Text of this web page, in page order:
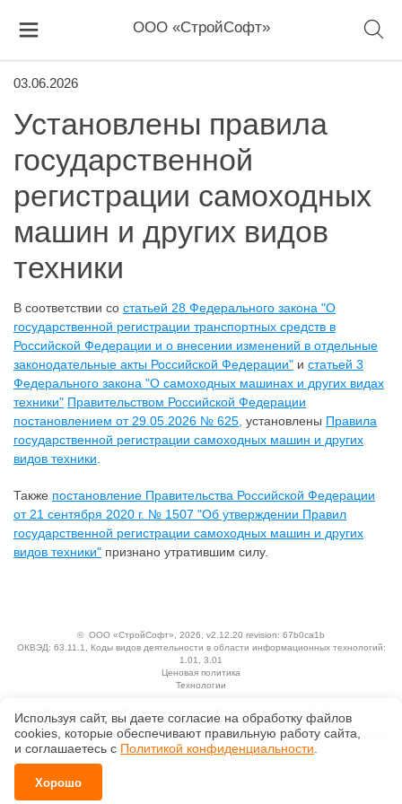
ООО «СтройСофт»
03.06.2026
Установлены правила
государственной
регистрации самоходных
машин и других видов
техники
В соответствии со статьей 28 Федерального закона "О
государственной регистрации транспортных средств в
Российской Федерации и о внесении изменений в отдельные
законодательные акты Российской Федерации" и статьей 3
Федерального закона "О самоходных машинах и других видах
техники" Правительством Российской Федерации
постановлением от 29.05.2026 № 625, установлены Правила
государственной регистрации самоходных машин и других
видов техники
Также постановление Правительства Российской Федерации
от 21 сентября 2020 г. № 1507 "Об утверждении Правил
государственной регистрации самоходных машин и других
видов техники" признано утратившим силу.
© ООО «СтройСофт» , 2026, v2.12.20 revision: 67b0ca1b
ОКВЭД: 63.11.1, Коды видов деятельности в области информационных технологий:
1.01, 3.01
Ценовая политика
Технологии
Положение по обработке и защите персональных данных
Справка о регистрации продуктов АО «Кодекс» в Реестре российского программного
обеспечения
Используя сайт, вы даете согласие на обработку файлов
сооkiеs, которые обеспечивают правильную работу сайта,
и соглашаетесь с Политикой конфиденциальности
Хорошо